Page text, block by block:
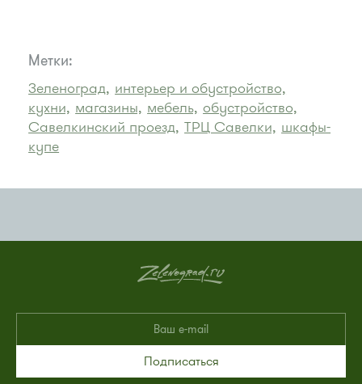
Метки:
Зеленоград, интерьер и обустройство,
кухни, магазины, мебель, обустройство,
Савелкинский проезд, ТРЦ Савелки, шкафы-
купе
Подписаться